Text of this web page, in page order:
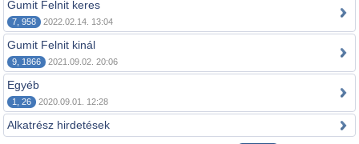
Gumit Felnit keres
7, 958 2022.02.14. 13:04
Gumit Felnit kinál
9, 1866 2021.09.02. 20:06
Egyéb
1, 26 2020.09.01. 12:28
Alkatrész hirdetések